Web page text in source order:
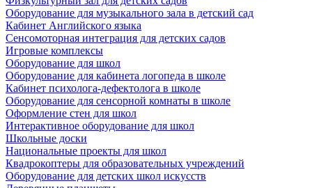
Оборудование для музыкального зала в детский сад
Кабинет Английского языка
Сенсомоторная интеграция для детских садов
Игровые комплексы
Оборудование для школ
Оборудование для кабинета логопеда в школе
Кабинет психолога-дефектолога в школе
Оборудование для сенсорной комнаты в школе
Оформление стен для школ
Интерактивное оборудование для школ
Школьные доски
Национальные проекты для школ
Квадрокоптеры для образовательных учреждений
Оборудование для детских школ искусств